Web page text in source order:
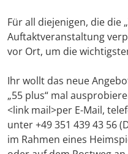
Für all diejenigen, die die
Auftaktveranstaltung
vor Ort, um die
Ihr wollt das neue
„55 plus“ mal
<link mail>per E-Mail,
unter +49 351 439 43 56
im Rahmen eines